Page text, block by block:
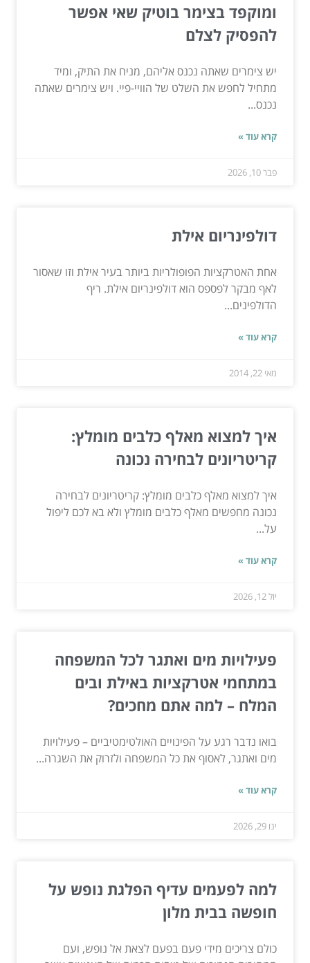
ומוקפד בצימר בוטיק שאי אפשר
להפסיק לצלם
יש צימרים שאתה נכנס אליהם, מניח את התיק, ומיד
מתחיל לחפש את השלט של הוויי-פיי. ויש צימרים שאתה
נכנס...
קרא עוד »
פבר 10, 2026
דולפינריום אילת
אחת האטרקציות הפופולריות ביותר בעיר אילת וזו שאסור
לאף מבקר לפספס הוא דולפינריום אילת. ריף
הדולפינים...
קרא עוד »
מאי 22, 2014
איך למצוא מאלף כלבים מומלץ:
קריטריונים לבחירה נכונה
איך למצוא מאלף כלבים מומלץ: קריטריונים לבחירה
נכונה מחפשים מאלף כלבים מומלץ ולא בא לכם ליפול
על...
קרא עוד »
יול 12, 2026
פעילויות מים ואתגר לכל המשפחה
במתחמי אטרקציות באילת ובים
המלח – למה אתם מחכים?
בואו נדבר רגע על הפינויים האולטימטיביים – פעילויות
מים ואתגר, לאסוף את כל המשפחה ולזרוק את השגרה...
קרא עוד »
ינו 29, 2026
למה לפעמים עדיף הפלגת נופש על
חופשה בבית מלון
כולם צריכים מידי פעם בפעם לצאת אל נופש, ועם